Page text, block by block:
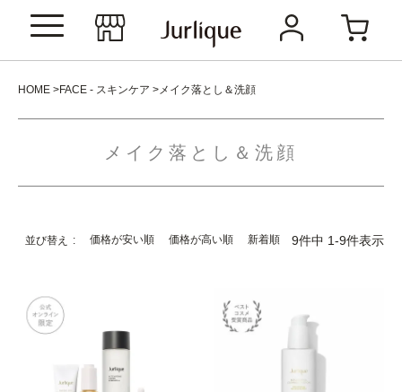
HOME FACE - スキンケア メイク落とし＆洗顔
メイク落とし＆洗顔
並び替え 価格が安い順 価格が高い順 新着順 9件中 1-9件表示